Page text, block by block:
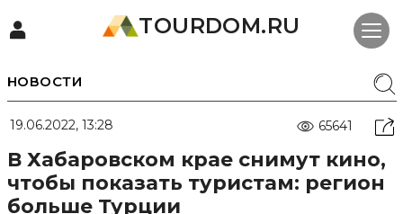
TOURDOM.RU
НОВОСТИ
19.06.2022, 13:28 65641
В Хабаровском крае снимут кино,
чтобы показать туристам: регион
больше Турции